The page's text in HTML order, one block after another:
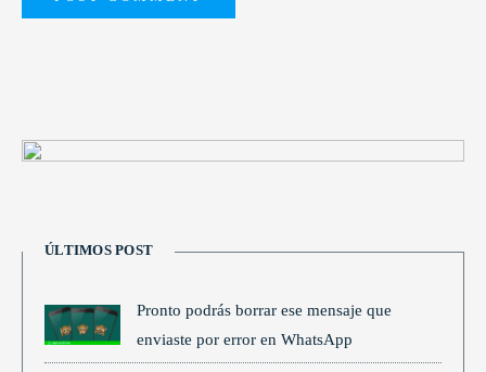
ÚLTIMOS POST
Pronto podrás borrar ese mensaje que
enviaste por error en WhatsApp